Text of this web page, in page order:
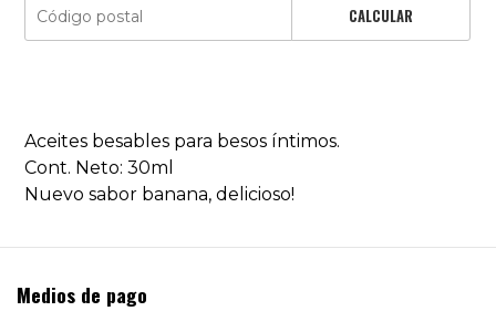
CALCULAR
Aceites besables para besos íntimos.
Cont. Neto: 30ml
Nuevo sabor banana, delicioso!
Medios de pago